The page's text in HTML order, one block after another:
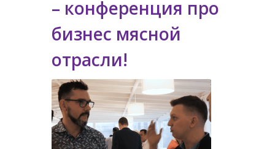
– конференция про
бизнес мясной
отрасли!